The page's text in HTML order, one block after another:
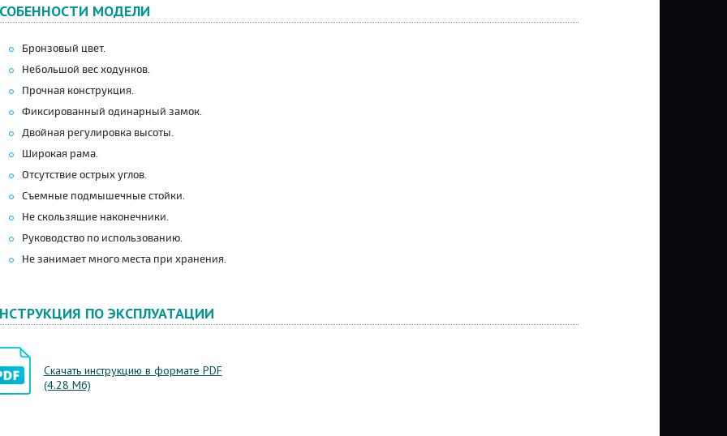
МОДЕЛИ
Бронзовый цвет.
Небольшой вес ходунков.
Прочная конструкция.
Фиксированный одинарный замок.
Двойная регулировка высоты.
Широкая рама.
Отсутствие острых углов.
Съемные подмышечные стойки.
Не скользящие наконечники.
Руководство по использованию.
Не занимает много места при хранения.
ПО ЭКСПЛУАТАЦИИ
Скачать инструкцию в формате PDF
(4.28 Мб)